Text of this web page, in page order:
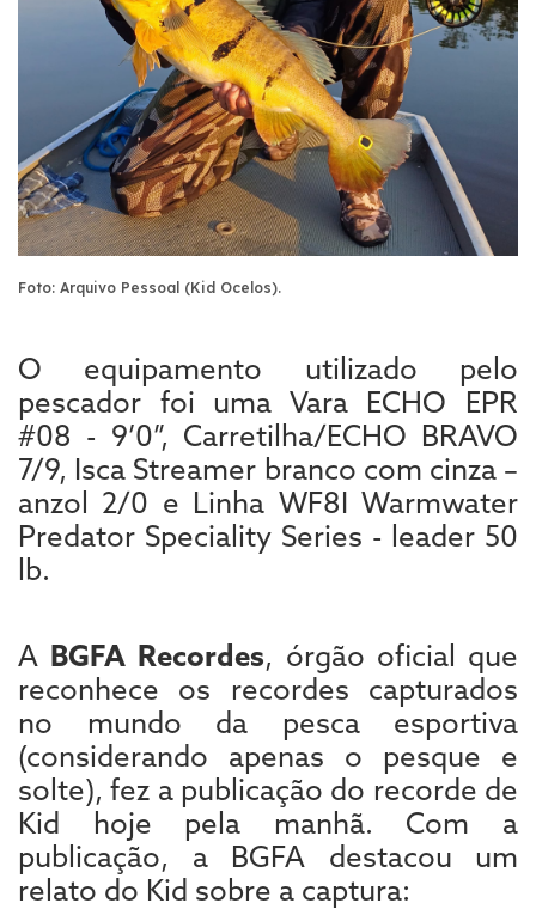
Foto: Arquivo Pessoal (Kid Ocelos).
O equipamento utilizado pelo
pescador foi uma Vara ECHO EPR
#08 - 9’0”, Carretilha/ECHO BRAVO
7/9, Isca Streamer branco com cinza –
anzol 2/0 e Linha WF8I Warmwater
Predator Speciality Series - leader 50
lb.
A BGFA Recordes, órgão oficial que
reconhece os recordes capturados
no mundo da pesca esportiva
(considerando apenas o pesque e
solte), fez a publicação do recorde de
Kid hoje pela manhã. Com a
publicação, a BGFA destacou um
relato do Kid sobre a captura: